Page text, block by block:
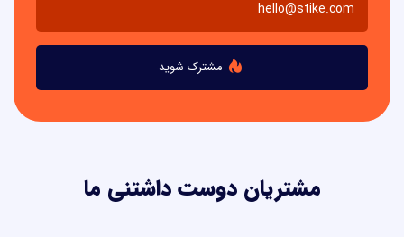
مشترک شوید
مشتریان دوست داشتنی ما